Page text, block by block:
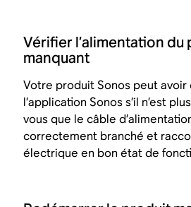
Vérifier l’alimentation du
manquant
Votre produit Sonos peut avoir
l’application Sonos s’il n’est
vous que le câble
correctement branché et
électrique en bon état de